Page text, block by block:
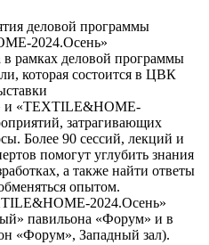
деловой программы
2024.Осень»
в рамках деловой программы
которая состоится в ЦВК
«TEXTILE&HOME-
затрагивающих
Более 90 сессий, лекций и
помогут углубить знания
а также найти ответы
опытом.
2024.Осень»
павильона «Форум» и в
«Форум», Западный зал).